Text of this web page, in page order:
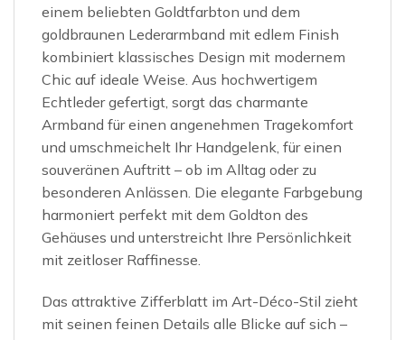
einem beliebten Goldtfarbton und dem
goldbraunen Lederarmband mit edlem Finish
kombiniert klassisches Design mit modernem
Chic auf ideale Weise. Aus hochwertigem
Echtleder gefertigt, sorgt das charmante
Armband für einen angenehmen Tragekomfort
und umschmeichelt Ihr Handgelenk, für einen
souveränen Auftritt – ob im Alltag oder zu
besonderen Anlässen. Die elegante Farbgebung
harmoniert perfekt mit dem Goldton des
Gehäuses und unterstreicht Ihre Persönlichkeit
mit zeitloser Raffinesse.
Das attraktive Zifferblatt im Art-Déco-Stil zieht
mit seinen feinen Details alle Blicke auf sich –